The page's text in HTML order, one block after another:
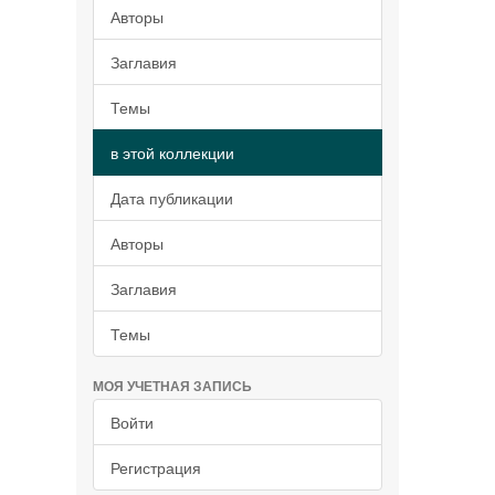
Авторы
Заглавия
Темы
в этой коллекции
Дата публикации
Авторы
Заглавия
Темы
МОЯ УЧЕТНАЯ ЗАПИСЬ
Войти
Регистрация